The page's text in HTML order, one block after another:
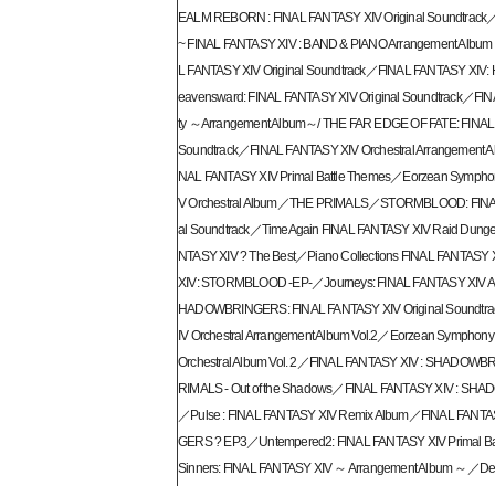
EALM REBORN : FINAL FANTASY XIV Original Soundtrack
~ FINAL FANTASY XIV : BAND & PIANO Arrangement
L FANTASY XIV Original Soundtrack／FINAL FANTASY
eavensward: FINAL FANTASY XIV Original Soundtrack／
ty ～Arrangement Album～/ THE FAR EDGE OF FATE:
Soundtrack／FINAL FANTASY XIV Orchestral Arrangement
NAL FANTASY XIV Primal Battle Themes／Eorzean
V Orchestral Album／THE PRIMALS／STORMBLOOD:
al Soundtrack／TimeAgain FINAL FANTASY XIV Raid
NTASY XIV ? The Best／Piano Collections FINAL FANTASY
XIV: STORMBLOOD -EP-／Journeys: FINAL FANTASY XIV
HADOWBRINGERS: FINAL FANTASY XIV Original
IV Orchestral Arrangement Album Vol.2／Eorzean
Orchestral Album Vol. 2／FINAL FANTASY XIV :
RIMALS - Out of the Shadows／FINAL FANTASY XIV :
／Pulse : FINAL FANTASY XIV Remix Album／FINAL
GERS ? EP3／Untempered2: FINAL FANTASY XIV Primal
Sinners: FINAL FANTASY XIV ～ Arrangement Album ～／